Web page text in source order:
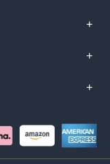
+
+
+